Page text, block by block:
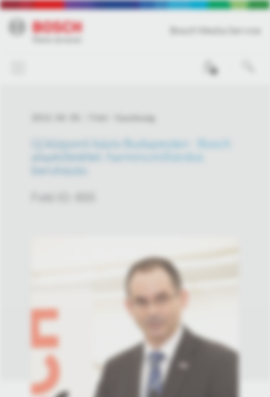
Új központi bázis Budapesten - Bosch
alapkőletétel: harmincmilliárdos
beruházás